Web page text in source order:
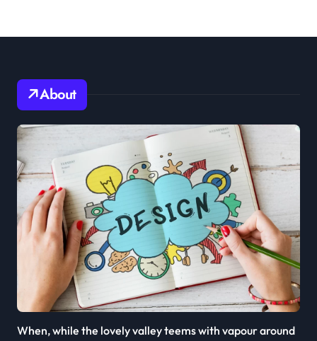
About
When, while the lovely valley teems with vapour around